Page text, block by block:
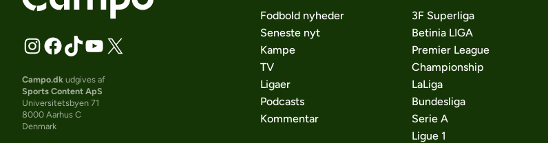
Campo.dk udgives af
Sports Content ApS
Universitetsbyen 71
8000 Aarhus C
Denmark
Fodbold nyheder
Seneste nyt
Kampe
TV
Ligaer
Podcasts
Kommentar
3F Superliga
Betinia LIGA
Premier League
Championship
LaLiga
Bundesliga
Serie A
Ligue 1